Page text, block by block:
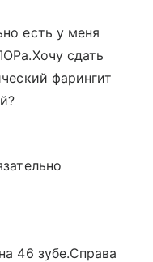
есть у меня
сдать
фарингит
46 зубе.Справа